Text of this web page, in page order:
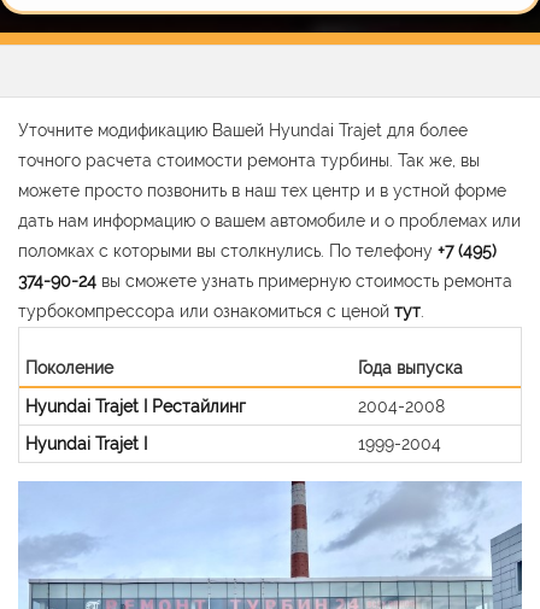
Уточните модификацию Вашей Hyundai Trajet для более
точного расчета стоимости ремонта турбины. Так же, вы
можете просто позвонить в наш тех центр и в устной форме
дать нам информацию о вашем автомобиле и о проблемах или
поломках с которыми вы столкнулись. По телефону +7 (495)
374-90-24 вы сможете узнать примерную стоимость ремонта
турбокомпрессора или ознакомиться с ценой тут
Поколение
Года выпуска
Hyundai Trajet I Рестайлинг
2004-2008
Hyundai Trajet I
1999-2004